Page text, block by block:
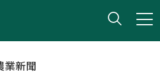
打開
小版
業新聞